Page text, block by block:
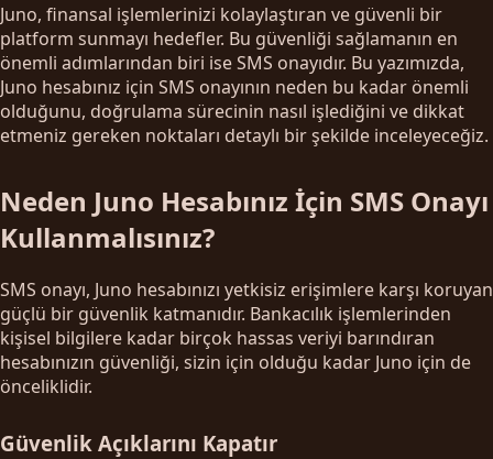
Juno, finansal işlemlerinizi kolaylaştıran ve güvenli bir
platform sunmayı hedefler. Bu güvenliği sağlamanın en
önemli adımlarından biri ise SMS onayıdır. Bu yazımızda,
Juno hesabınız için SMS onayının neden bu kadar önemli
olduğunu, doğrulama sürecinin nasıl işlediğini ve dikkat
etmeniz gereken noktaları detaylı bir şekilde inceleyeceğiz.
Neden Juno Hesabınız İçin SMS Onayı
Kullanmalısınız?
SMS onayı, Juno hesabınızı yetkisiz erişimlere karşı koruyan
güçlü bir güvenlik katmanıdır. Bankacılık işlemlerinden
kişisel bilgilere kadar birçok hassas veriyi barındıran
hesabınızın güvenliği, sizin için olduğu kadar Juno için de
önceliklidir.
Güvenlik Açıklarını Kapatır